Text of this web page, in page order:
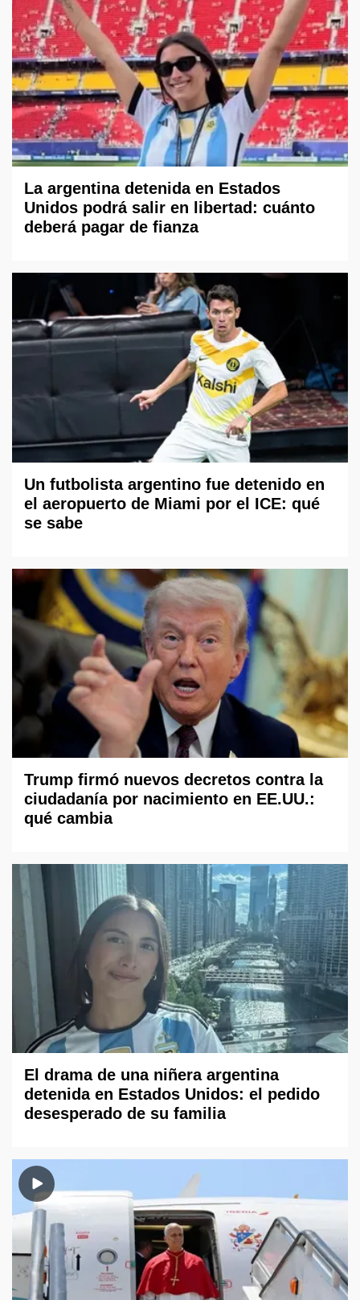
La argentina detenida en Estados
Unidos podrá salir en libertad: cuánto
deberá pagar de fianza
Un futbolista argentino fue detenido en
el aeropuerto de Miami por el ICE: qué
se sabe
Trump firmó nuevos decretos contra la
ciudadanía por nacimiento en EE.UU.:
qué cambia
El drama de una niñera argentina
detenida en Estados Unidos: el pedido
desesperado de su familia